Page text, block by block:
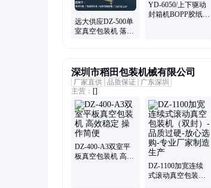
远大供应DZ-500单
室真空包装机 落地
YD-6050/上下驱动
封箱机BOPP胶纸封
深圳市稻田包装机械有限公司
厂家直供 品质保证
广东深圳
主营： []
DZ-400-A3双室平
板真空包装机 高效
DZ-1100加宽连续
式滚动真空包装机